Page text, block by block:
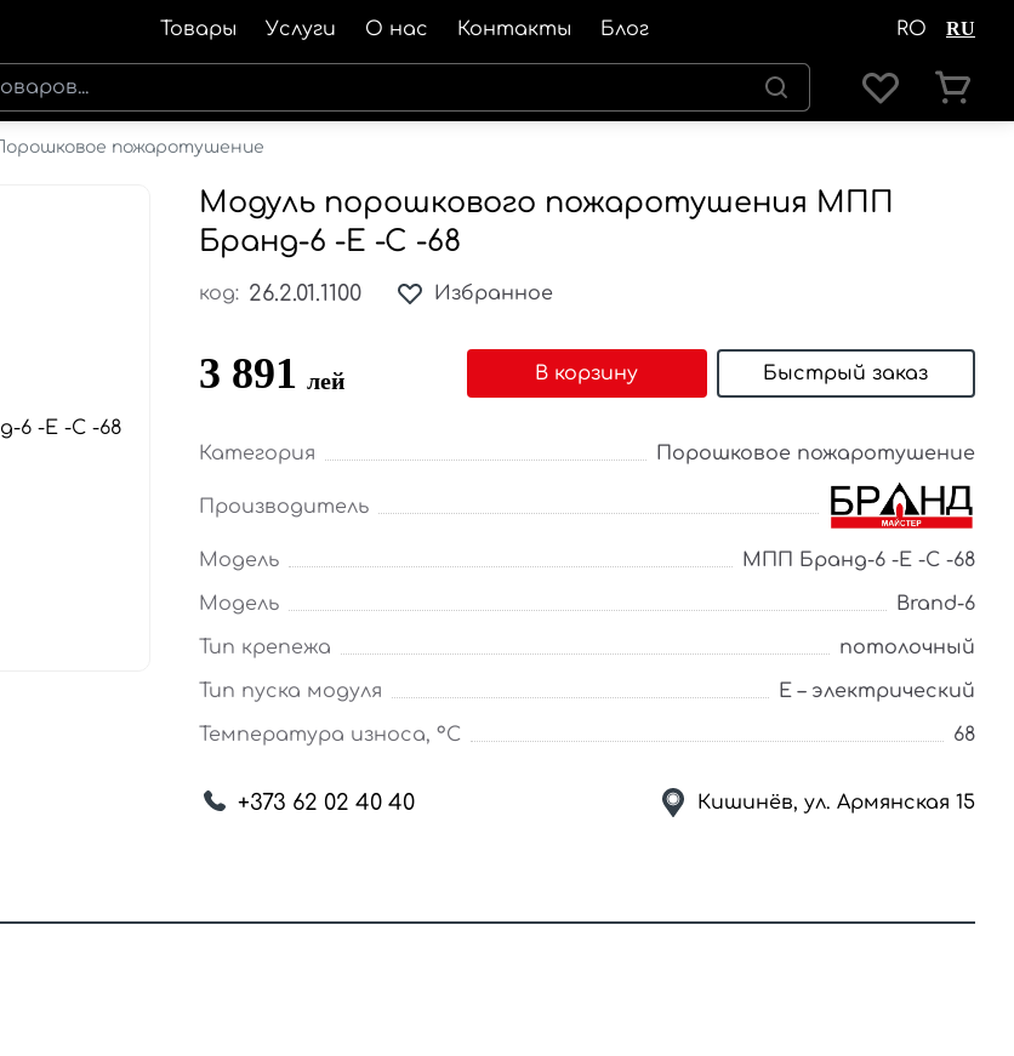
Товары Услуги О нас Контакты Блог RO RU
Порошковое пожаротушение
Модуль порошкового пожаротушения МПП
Бранд-6 -Е -С -68
код: 26.2.01.1100 Избранное
3 891 лей В корзину Быстрый заказ
Категория Порошковое пожаротушение
Производитель
Модель
МПП Бранд-6 -Е -С -68
Модель
Brand-6
Тип крепежа
потолочный
Тип пуска модуля
Е – электрический
Температура износа, °С
68
+373 62 02 40 40 Кишинёв, ул. Армянская 15